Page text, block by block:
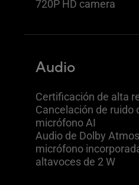
720P HD camera
Audio
Certificación de alta
Cancelación de ruido
micrófono AI
Audio de Dolby
micrófono
altavoces de 2 W